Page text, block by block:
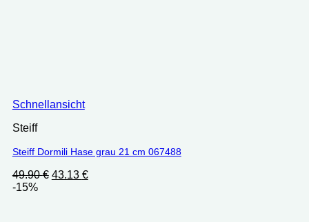
Schnellansicht
Steiff
Steiff Dormili Hase grau 21 cm 067488
49.90€ Ursprünglicher
43.13 €Aktueller
-15%